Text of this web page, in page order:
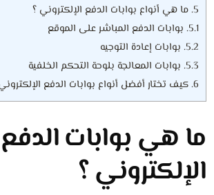
5. ما هي أنواع بوابات الدفع الإلكتروني ؟
5.1. بوابات الدفع المباشر على الموقع
5.2. بوابات إعادة التوجيه
5.3. بوابات المعالجة بلوحة التحكم الخلفية
6. كيف تختار أفضل أنواع بوابات الدفع
ما هي بوابات الدفع
الإلكتروني ؟